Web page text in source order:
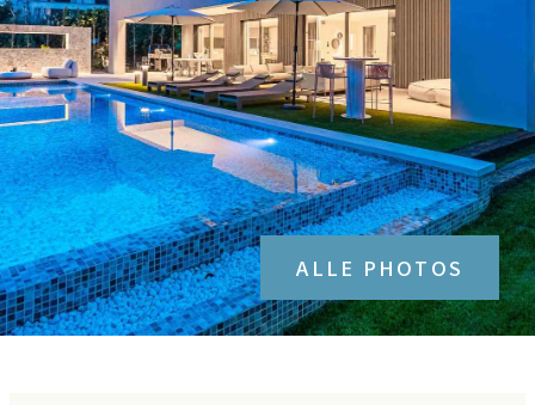
Testimonials
Kontakt
en/es/de
ALLE PHOTOS